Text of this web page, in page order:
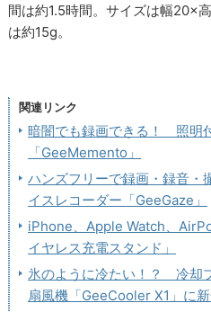
間は約1.5時間。サイズは幅20×
は約15g。
関連リンク
暗闇でも録画できる！ 照明
「GeeMemento」
ハンズフリーで録画・録音
イスレコーダー「GeeGaze」
iPhone、Apple Watch、
イヤレス充電スタンド」
氷のように冷たい！？ 冷却
扇風機「GeeCooler X1」に